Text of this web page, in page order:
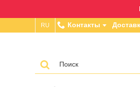
RU Контакты